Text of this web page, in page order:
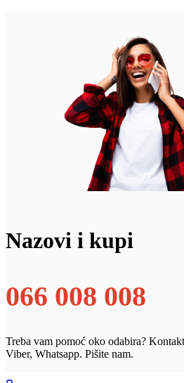
Nazovi i kupi
066 008 008
Treba vam pomoć oko odabira?
Viber, Whatsapp. Pišite nam.